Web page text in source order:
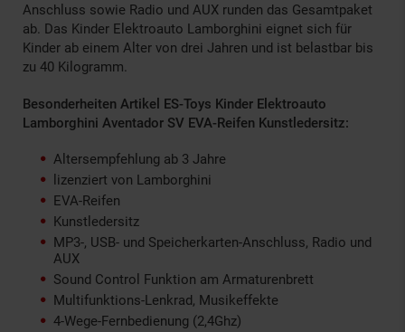
Anschluss sowie Radio und AUX runden das Gesamtpaket
ab. Das Kinder Elektroauto Lamborghini eignet sich für
Kinder ab einem Alter von drei Jahren und ist belastbar bis
zu 40 Kilogramm.
Besonderheiten Artikel ES-Toys Kinder Elektroauto
Lamborghini Aventador SV EVA-Reifen Kunstledersitz:
Altersempfehlung ab 3 Jahre
lizenziert von Lamborghini
EVA-Reifen
Kunstledersitz
MP3-, USB- und Speicherkarten-Anschluss, Radio und
AUX
Sound Control Funktion am Armaturenbrett
Multifunktions-Lenkrad, Musikeffekte
4-Wege-Fernbedienung (2,4Ghz)